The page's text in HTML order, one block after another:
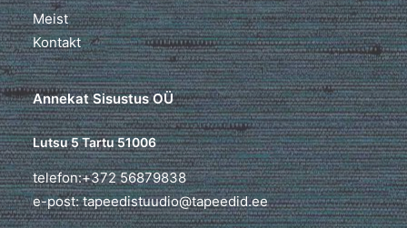
Meist
Kontakt
Annekat Sisustus OÜ
Lutsu 5 Tartu 51006
telefon:+372 56879838
e-post: tapeedistuudio@tapeedid.ee